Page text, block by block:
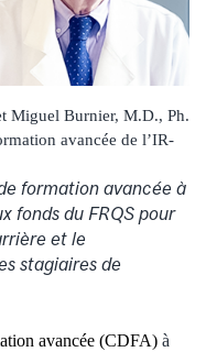
Miguel Burnier, M.D., Ph.
avancée de l’IR-
formation avancée à
fonds du FRQS pour
et le
stagiaires de
avancée (CDFA) à